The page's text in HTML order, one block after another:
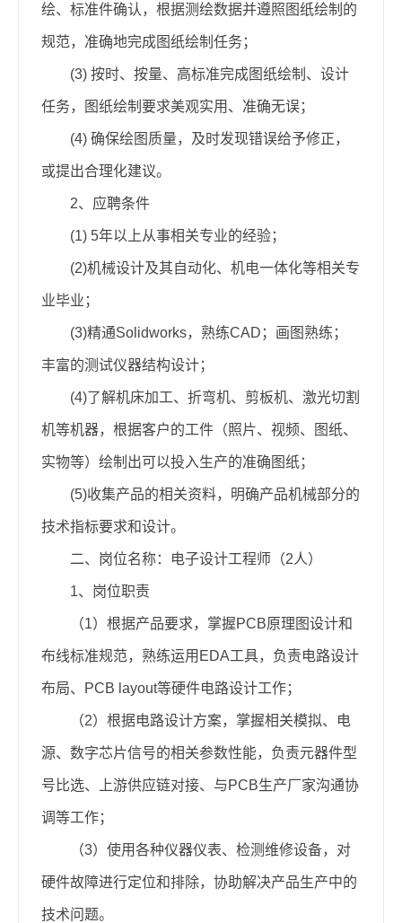
绘、标准件确认，根据测绘数据并遵照图纸绘制的
规范，准确地完成图纸绘制任务；
(3) 按时、按量、高标准完成图纸绘制、设计
任务，图纸绘制要求美观实用、准确无误；
(4) 确保绘图质量，及时发现错误给予修正，
或提出合理化建议。
2、应聘条件
(1) 5年以上从事相关专业的经验；
(2)机械设计及其自动化、机电一体化等相关专
业毕业；
(3)精通Solidworks，熟练CAD；画图熟练；
丰富的测试仪器结构设计；
(4)了解机床加工、折弯机、剪板机、激光切割
机等机器，根据客户的工件（照片、视频、图纸、
实物等）绘制出可以投入生产的准确图纸；
(5)收集产品的相关资料，明确产品机械部分的
技术指标要求和设计。
二、岗位名称： 电子设计工程师（2人）
1、岗位职责
（1） 根据产品要求，掌握PCB原理图设计和
布线标准规范，熟练运用EDA工具，负责电路设计
布局、PCB layout等硬件电路设计工作；
（2） 根据电路设计方案，掌握相关模拟、电
源、数字芯片信号的相关参数性能，负责元器件型
号比选、上游供应链对接、与PCB生产厂家沟通协
调等工作；
（3） 使用各种仪器仪表、检测维修设备，对
硬件故障进行定位和排除，协助解决产品生产中的
技术问题。